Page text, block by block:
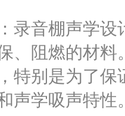
录音棚声学
、阻燃的材
特别是为了
声学吸声特性